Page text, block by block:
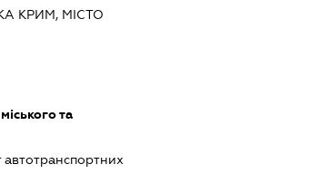
КРИМ, МІСТО
та
автотранспортних